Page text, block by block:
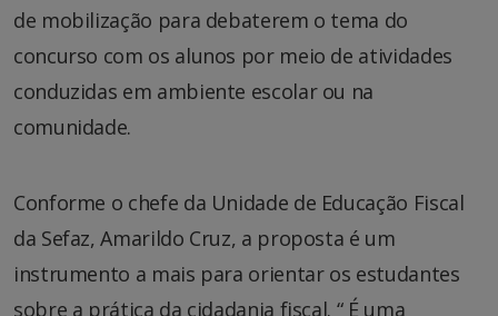
de mobilização para debaterem o tema do
concurso com os alunos por meio de atividades
conduzidas em ambiente escolar ou na
comunidade.
Conforme o chefe da Unidade de Educação Fiscal
da Sefaz, Amarildo Cruz, a proposta é um
instrumento a mais para orientar os estudantes
sobre a prática da cidadania fiscal. “ É uma